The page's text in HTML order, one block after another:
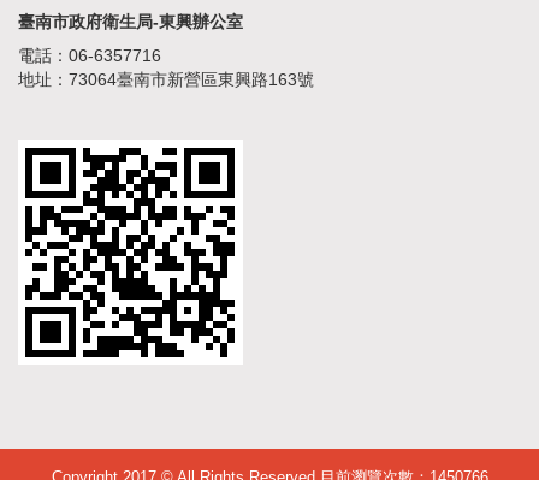
臺南市政府衛生局-東興辦公室
電話：06-6357716
地址：73064臺南市新營區東興路163號